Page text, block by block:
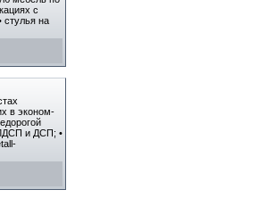
с
стулья на
в эконом-
и ДСП; •